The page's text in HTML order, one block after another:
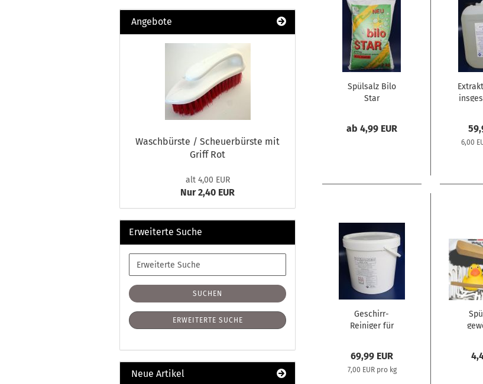
Spülsalz Bilo
Star
ab 4,99 EUR
6,00
Geschirr-
Reiniger für
in Pulverform
69,99 EUR
7,00 EUR pro kg
Angebote
Waschbürste / Scheuerbürste mit
Griff Rot
alt 4,00 EUR
Nur 2,40 EUR
Erweiterte Suche
Erweiterte
Suche
SUCHEN
ERWEITERTE SUCHE
Neue Artikel